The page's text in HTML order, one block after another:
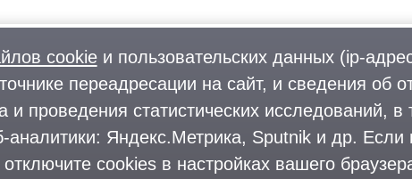
Фото
Форум
Блоги
Комментарии
О городском округе
Поиск и предложение работы
Предприятия и организации
cookieи пользовательских данных (ip-
переадресации на сайт, и сведения об
проведения статистических исследований,
аналитики: Яндекс.Метрика, Sputnik и др.
cookies в настройках вашего